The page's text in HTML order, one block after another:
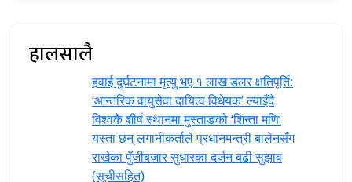
हालसालै
हवाई दुर्घटनामा मृत्यु भए १ लाख डलर क्षतिपूर्ति:
‘आन्तरिक वायुसेवा दायित्व विधेयक’ ल्याइँदै
विश्वकै शीर्ष स्थानमा मुस्ताङको ‘शिन्ता मणि’
यस्ता छन् लगानीकर्ताले प्रधानमन्त्री ‍बालेनसँग
राखेका पुँजीबजार सुधारका दर्जन बढी सुझाव
(सूचीसहित)